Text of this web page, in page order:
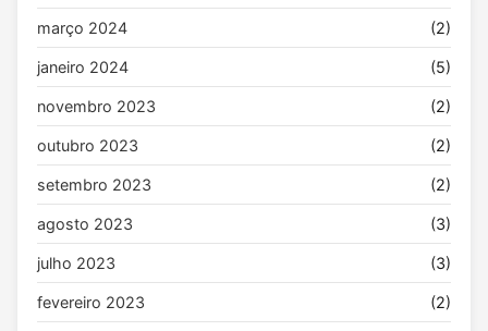
março 2024 (2)
janeiro 2024 (5)
novembro 2023 (2)
outubro 2023 (2)
setembro 2023 (2)
agosto 2023 (3)
julho 2023 (3)
fevereiro 2023 (2)